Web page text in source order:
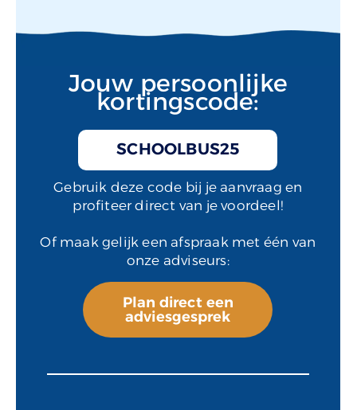
Jouw persoonlijke
kortingscode:
SCHOOLBUS25
Gebruik deze code bij je aanvraag en
profiteer direct van je voordeel!
Of maak gelijk een afspraak met één van
onze adviseurs:
Plan direct een
adviesgesprek